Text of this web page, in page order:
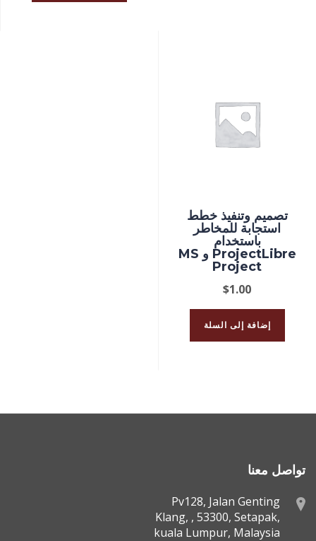
تصميم وتنفيذ خطط
استجابة للمخاطر
باستخدام
ProjectLibre و MS
Project
$1.00
إضافة إلى السلة
تواصل معنا
Pv128, Jalan Genting
Klang, , 53300, Setapak,
kuala Lumpur, Malaysia